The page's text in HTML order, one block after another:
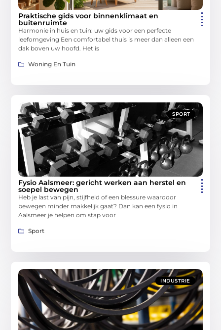
Praktische gids voor binnenklimaat en
buitenruimte
Harmonie in huis en tuin: uw gids voor een perfecte
leefomgeving Een comfortabel thuis is meer dan alleen een
dak boven uw hoofd. Het is
Woning En Tuin
SPORT
Fysio Aalsmeer: gericht werken aan herstel en
soepel bewegen
Heb je last van pijn, stijfheid of een blessure waardoor
bewegen minder makkelijk gaat? Dan kan een fysio in
Aalsmeer je helpen om stap voor
Sport
INDUSTRIE